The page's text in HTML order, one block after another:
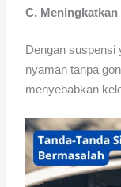
C.
Dengan suspensi
nyaman tanpa
menyebabkan